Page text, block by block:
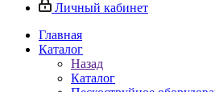
Личный кабинет
Главная
Каталог
Назад
Каталог